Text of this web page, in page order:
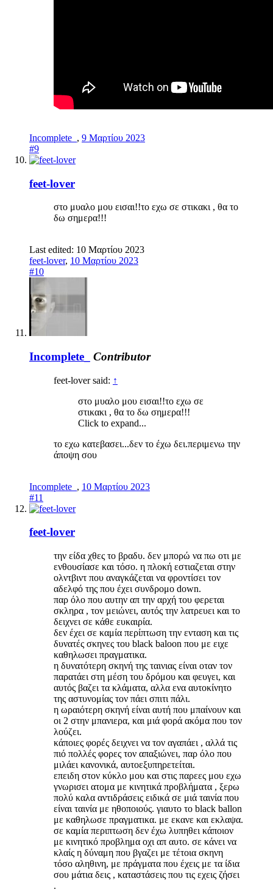
Incomplete_ , 9 Μαρτίου 2023
#9
feet-lover
στο μυαλο μου εισαι!!το εχω σε στικακι , θα το
δω σημερα!!!
Last edited: 10 Μαρτίου 2023
feet-lover, 10 Μαρτίου 2023
#10
Incomplete_ Contributor
feet-lover said: ↑
στο μυαλο μου εισαι!!το εχω σε
στικακι , θα το δω σημερα!!!
Click to expand...
το εχω κατεβασει...δεν το έχω δει.περιμενω την
άποψη σου
Incomplete_ , 10 Μαρτίου 2023
#11
feet-lover
την είδα χθες το βραδυ. δεν μπορώ να πω οτι με
ενθουσίασε και τόσο. η πλοκή εστιαζεται στην
ολντβιντ που αναγκάζεται να φροντίσει τον
αδελφό της που έχει συνδρομο down.
παρ όλο που αυτην απ την αρχή του φερεται
σκληρα , τον μειώνει, αυτός την λατρευει και το
δειχνει σε κάθε ευκαιρία.
δεν έχει σε καμία περίπτωση την ενταση και τις
δυνατές σκηνες του black baloon που με ειχε
καθηλωσει πραγματικα.
η δυνατότερη σκηνή της ταινιας είναι οταν τον
παρατάει στη μέση του δρόμου και φευγει, και
αυτός βαζει τα κλάματα, αλλα ενα αυτοκίνητο
της αστυνομίας τον πάει σπιτι πάλι.
η ωραιότερη σκηνή είναι αυτή που μπαίνουν και
οι 2 στην μπανιερα, και μιά φορά ακόμα που τον
λούζει.
κάποιες φορές δειχνει να τον αγαπάει , αλλά τις
πιό πολλές φορες τον απαξιώνει, παρ όλο που
μιλάει κανονικά, αυτοεξυπηρετείται.
επειδη στον κύκλο μου και στις παρεες μου εχω
γνωρισει ατομα με κινητικά προβλήματα , ξερω
πολύ καλα αντιδράσεις ειδικά σε μιά ταινία που
είναι ταινία με ηθοποιούς. γιαυτο το black ballon
με καθηλωσε πραγματικα. με εκανε και εκλαψα.
σε καμία περιπτωση δεν έχω λυπηθει κάποιον
με κινητικό προβλημα οχι απ αυτο. σε κάνει να
κλαίς η δύναμη που βγαζει με τέτοια σκηνη
τόσο αληθινη, με πράγματα που έχεις με τα ίδια
σου μάτια δεις , καταστάσεις που τις εχεις ζήσει
.